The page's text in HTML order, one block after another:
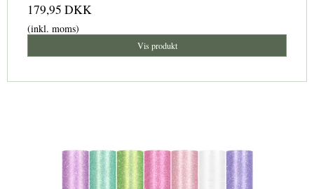
179,95 DKK
(inkl. moms)
Vis produkt